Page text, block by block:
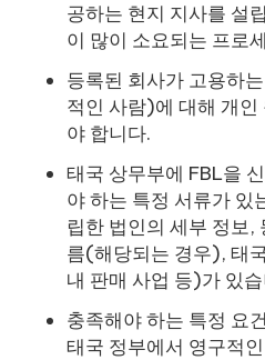
공하는 현지 지사를 설
이 많이 소요되는 프로
등록된 회사가 고용하
적인 사람)에 대해 개
야 합니다.
태국 상무부에 FBL을
야 하는 특정 서류가 있
립한 법인의 세부 정보,
름(해당되는 경우), 태
내 판매 사업 등)가 있
충족해야 하는 특정 요
태국 정부에서 영구적